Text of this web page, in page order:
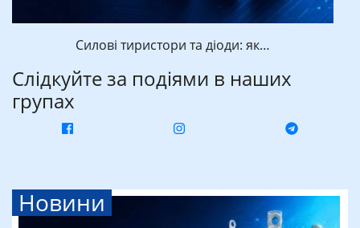
Силові тиристори та діоди: як…
Слідкуйте за подіями в наших
групах
Новини